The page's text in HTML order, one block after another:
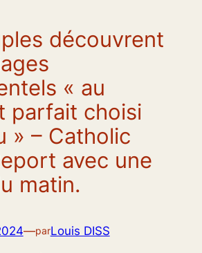
découvrent
« au
parfait choisi
» – Catholic
avec une
matin.
—parLouis DISS